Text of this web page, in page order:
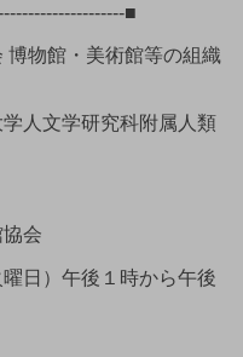
■
博物館・美術館等の組織
人文学研究科附属人類
会
日）午後１時から午後